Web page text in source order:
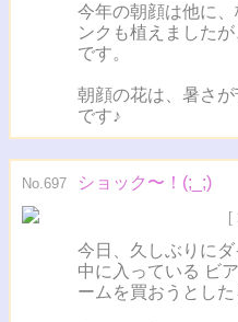
今年の朝顔は他に
ンクも植えました
です。
朝顔の花は、暑さ
です♪
No.697 ショック〜！(;_;)
[
今日、久しぶりにダ
中に入っている ビ
ームを買おうとし